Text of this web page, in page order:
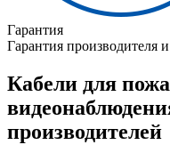
Гарантия
Гарантия производителя
Кабели для
производителей